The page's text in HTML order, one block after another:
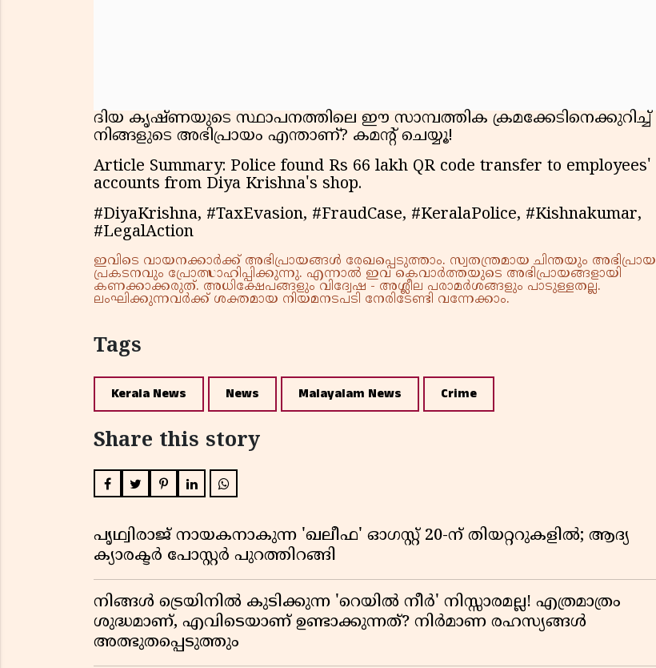
ദിയ കൃഷ്ണയുടെ സ്ഥാപനത്തിലെ ഈ സാമ്പത്തിക ക്രമക്കേടിനെക്കുറിച്ച്
നിങ്ങളുടെ അഭിപ്രായം എന്താണ്? കമന്റ് ചെയ്യൂ!
Article Summary: Police found Rs 66 lakh QR code transfer to employees'
accounts from Diya Krishna's shop.
#DiyaKrishna, #TaxEvasion, #FraudCase, #KeralaPolice, #Kishnakumar,
#LegalAction
ഇവിടെ വായനക്കാർക്ക് അഭിപ്രായങ്ങൾ രേഖപ്പെടുത്താം. സ്വതന്ത്രമായ ചിന്തയും അഭിപ്രായ
പ്രകടനവും പ്രോത്സാഹിപ്പിക്കുന്നു. എന്നാൽ ഇവ കെവാർത്തയുടെ അഭിപ്രായങ്ങളായി
കണക്കാക്കരുത്. അധിക്ഷേപങ്ങളും വിദ്വേഷ - അശ്ലീല പരാമർശങ്ങളും പാടുള്ളതല്ല.
ലംഘിക്കുന്നവർക്ക് ശക്തമായ നിയമനടപടി നേരിടേണ്ടി വന്നേക്കാം.
Tags
Kerala News News Malayalam News Crime
Share this story
പൃഥ്വിരാജ് നായകനാകുന്ന 'ഖലീഫ' ഓഗസ്റ്റ് 20-ന് തിയറ്ററുകളിൽ; ആദ്യ
ക്യാരക്ടർ പോസ്റ്റർ പുറത്തിറങ്ങി
നിങ്ങൾ ട്രെയിനിൽ കുടിക്കുന്ന 'റെയിൽ നീർ' നിസ്സാരമല്ല! എത്രമാത്രം
ശുദ്ധമാണ്, എവിടെയാണ് ഉണ്ടാക്കുന്നത്? നിർമാണ രഹസ്യങ്ങൾ
അത്ഭുതപ്പെടുത്തും